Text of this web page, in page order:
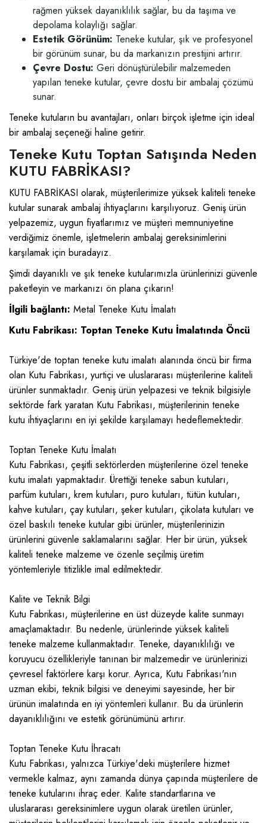
rağmen yüksek dayanıklılık sağlar, bu da taşıma ve
depolama kolaylığı sağlar.
Estetik Görünüm: Teneke kutular, şık ve profesyonel
bir görünüm sunar, bu da markanızın prestijini artırır.
Çevre Dostu: Geri dönüştürülebilir malzemeden
yapılan teneke kutular, çevre dostu bir ambalaj çözümü
sunar.
Teneke kutuların bu avantajları, onları birçok işletme için ideal
bir ambalaj seçeneği haline getirir.
Teneke Kutu Toptan Satışında Neden
KUTU FABRİKASI?
KUTU FABRİKASI olarak, müşterilerimize yüksek kaliteli teneke
kutular sunarak ambalaj ihtiyaçlarını karşılıyoruz. Geniş ürün
yelpazemiz, uygun fiyatlarımız ve müşteri memnuniyetine
verdiğimiz önemle, işletmelerin ambalaj gereksinimlerini
karşılamak için buradayız.
Şimdi dayanıklı ve şık teneke kutularımızla ürünlerinizi güvenle
paketleyin ve markanızı ön plana çıkarın!
İlgili bağlantı: Metal Teneke Kutu İmalatı
Kutu Fabrikası: Toptan Teneke Kutu İmalatında Öncü
Türkiye'de toptan teneke kutu imalatı alanında öncü bir firma
olan Kutu Fabrikası, yurtiçi ve uluslararası müşterilerine kaliteli
ürünler sunmaktadır. Geniş ürün yelpazesi ve teknik bilgisiyle
sektörde fark yaratan Kutu Fabrikası, müşterilerinin teneke
kutu ihtiyaçlarını en iyi şekilde karşılamayı hedeflemektedir.
Toptan Teneke Kutu İmalatı
Kutu Fabrikası, çeşitli sektörlerden müşterilerine özel teneke
kutu imalatı yapmaktadır. Ürettiği teneke sabun kutuları,
parfüm kutuları, krem kutuları, puro kutuları, tütün kutuları,
kahve kutuları, çay kutuları, şeker kutuları, çikolata kutuları ve
özel baskılı teneke kutular gibi ürünler, müşterilerinizin
ürünlerini güvenle saklamalarını sağlar. Her bir ürün, yüksek
kaliteli teneke malzeme ve özenle seçilmiş üretim
yöntemleriyle titizlikle imal edilmektedir.
Kalite ve Teknik Bilgi
Kutu Fabrikası, müşterilerine en üst düzeyde kalite sunmayı
amaçlamaktadır. Bu nedenle, ürünlerinde yüksek kaliteli
teneke malzeme kullanmaktadır. Teneke, dayanıklılığı ve
koruyucu özellikleriyle tanınan bir malzemedir ve ürünlerinizi
çevresel faktörlere karşı korur. Ayrıca, Kutu Fabrikası'nın
uzman ekibi, teknik bilgisi ve deneyimi sayesinde, her bir
ürünün imalatında en iyi yöntemleri kullanır. Bu da ürünlerin
dayanıklılığını ve estetik görünümünü artırır.
Toptan Teneke Kutu İhracatı
Kutu Fabrikası, yalnızca Türkiye'deki müşterilere hizmet
vermekle kalmaz, aynı zamanda dünya çapında müşterilere de
teneke kutularını ihraç eder. Kalite standartlarına ve
uluslararası gereksinimlere uygun olarak üretilen ürünler,